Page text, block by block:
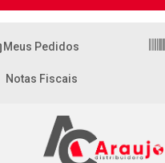
Meus Pedidos
Notas Fiscais